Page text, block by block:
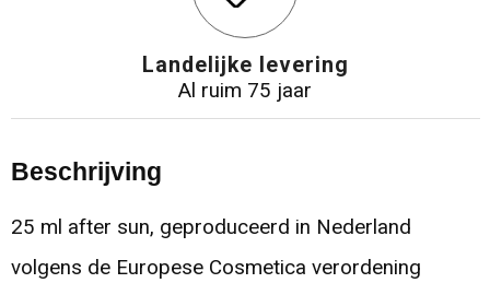
Landelijke levering
Al ruim 75 jaar
Beschrijving
25 ml after sun, geproduceerd in Nederland
volgens de Europese Cosmetica verordening